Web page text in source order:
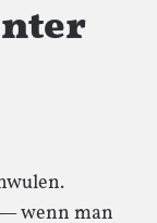
wenn man